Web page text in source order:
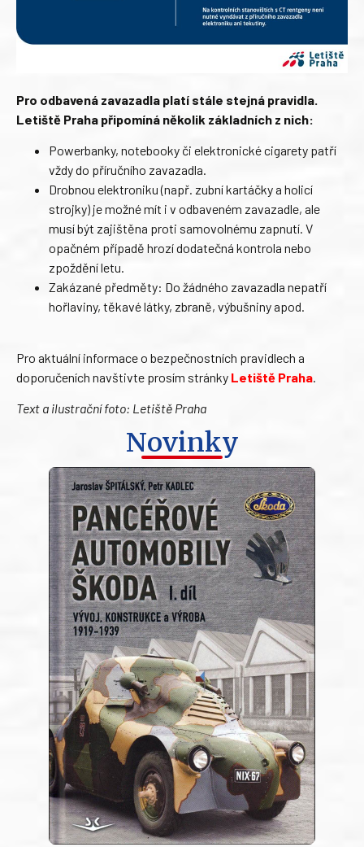
Pro odbavená zavazadla platí stále stejná pravidla.
Letiště Praha připomíná několik základních z nich:
Powerbanky, notebooky či elektronické cigarety patří
vždy do příručního zavazadla.
Drobnou elektroniku (např. zubní kartáčky a holicí
strojky) je možné mít i v odbaveném zavazadle, ale
musí být zajištěna proti samovolnému zapnutí. V
opačném případě hrozí dodatečná kontrola nebo
zpoždění letu.
Zakázané předměty: Do žádného zavazadla nepatří
hořlaviny, těkavé látky, zbraně, výbušniny apod.
Pro aktuální informace o bezpečnostních pravidlech a
doporučeních navštivte prosím stránky Letiště Praha
Text a ilustrační foto: Letiště Praha
Novinky